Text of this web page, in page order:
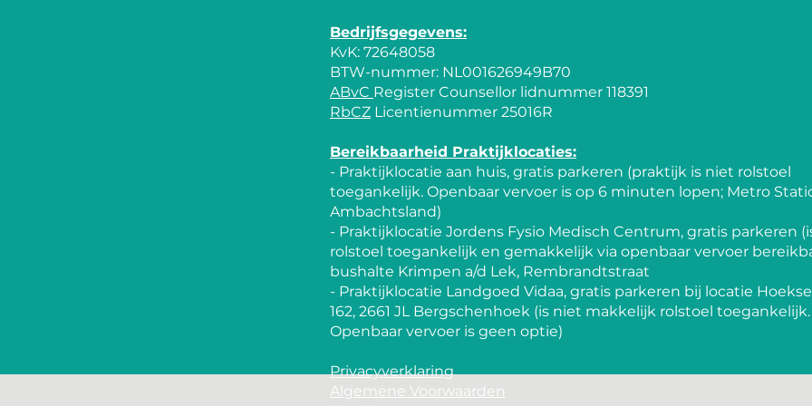
​Bedrijfsgegevens:
KvK: 72648058
BTW-nummer: NL001626949B70
ABvC Register Counsellor lidnummer 118391
RbCZ Licentienummer 25016R
Bereikbaarheid Praktijklocaties:
- Praktijklocatie aan huis, gratis parkeren (praktijk is niet rolstoel
toegankelijk. Openbaar vervoer is op 6 minuten lopen; Metro
Ambachtsland)
- Praktijklocatie Jordens Fysio Medisch Centrum, gratis parkeren
rolstoel toegankelijk en gemakkelijk via openbaar vervoer
bushalte Krimpen a/d Lek, Rembrandtstraat
- Praktijklocatie Landgoed Vidaa, gratis parkeren bij locatie
162, 2661 JL Bergschenhoek (is niet makkelijk rolstoel toegankelijk.
Openbaar vervoer is geen optie)
Privacyverklaring
Algemene Voorwaarden